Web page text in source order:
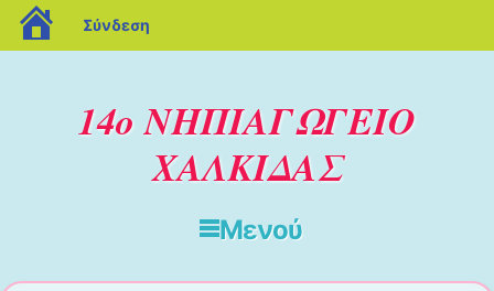
14ο ΝΗΠΙΑΓΩΓΕΙΟ
ΧΑΛΚΙΔΑΣ
Μενού
blogs.sch.gr
Σύνδεση